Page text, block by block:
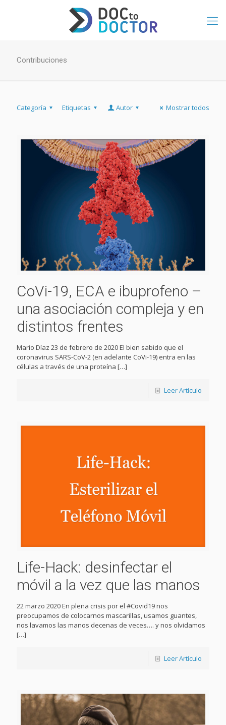
Contribuciones
Categoría Etiquetas Autor Mostrar todos
CoVi-19, ECA e ibuprofeno –
una asociación compleja y en
distintos frentes
Mario Díaz 23 de febrero de 2020 El bien sabido que el
coronavirus SARS-CoV-2 (en adelante CoVi-19) entra en las
células a través de una proteína […]
Leer Artículo
Life-Hack: desinfectar el
móvil a la vez que las manos
22 marzo 2020 En plena crisis por el #Covid19 nos
preocupamos de colocarnos mascarillas, usamos guantes,
nos lavamos las manos decenas de veces…. y nos olvidamos
[…]
Leer Artículo